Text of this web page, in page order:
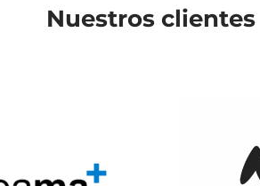
Nuestros clientes